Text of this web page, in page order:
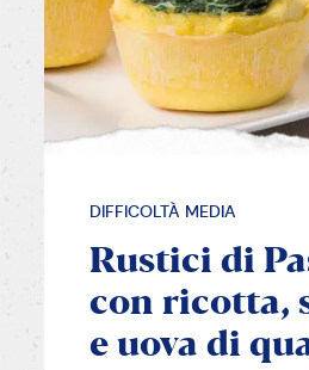
DIFFICOLTÀ MEDIA
Rustici di
con ricotta,
e uova di